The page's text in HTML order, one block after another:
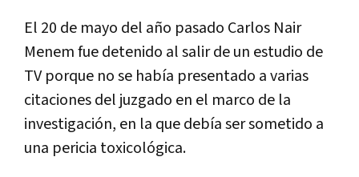
El 20 de mayo del año pasado Carlos Nair
Menem fue detenido al salir de un estudio de
TV porque no se había presentado a varias
citaciones del juzgado en el marco de la
investigación, en la que debía ser sometido a
una pericia toxicológica.